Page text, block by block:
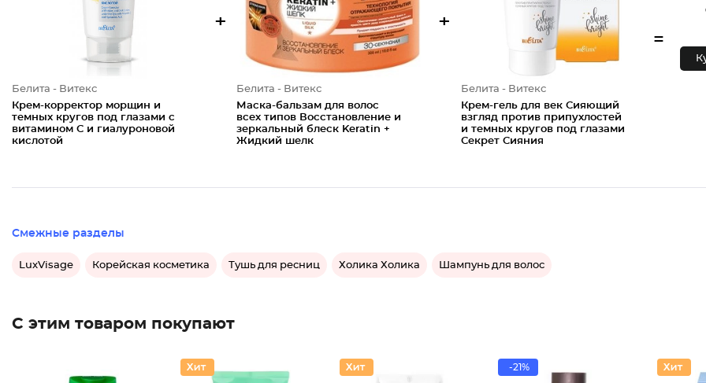
Белита - Витекс
Крем-корректор морщин и
темных кругов под глазами с
витамином С и гиалуроновой
кислотой
+
Белита - Витекс
Маска-бальзам для волос
всех типов Восстановление и
зеркальный блеск Keratin +
Жидкий шелк
+
Белита - Витекс
Крем-гель для век Сияющий
взгляд против припухлостей
и темных кругов под глазами
Секрет Сияния
=
Смежные разделы
LuxVisage Корейская косметика Тушь для ресниц Холика Холика Шампунь для волос
С этим товаром покупают
-21%